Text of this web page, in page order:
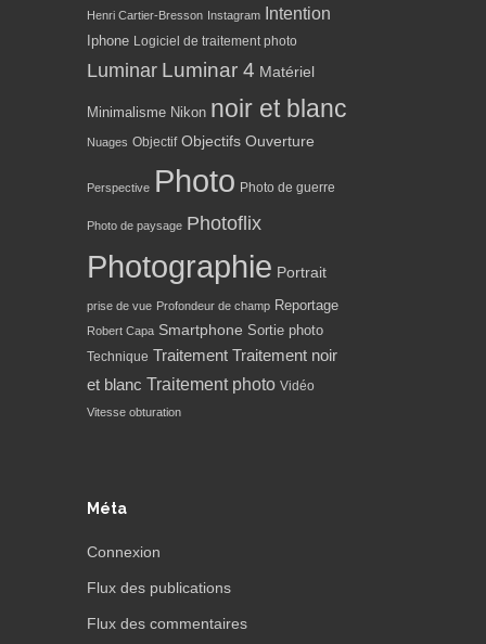
Henri Cartier-Bresson Instagram Intention
Iphone Logiciel de traitement photo
Luminar Luminar 4 Matériel
Minimalisme Nikon noir et blanc
Nuages Objectif Objectifs Ouverture
Perspective Photo Photo de guerre
Photo de paysage Photoflix
Photographie Portrait
prise de vue Profondeur de champ Reportage
Robert Capa Smartphone Sortie photo
Technique Traitement Traitement noir
et blanc Traitement photo Vidéo
Vitesse obturation
Méta
Connexion
Flux des publications
Flux des commentaires